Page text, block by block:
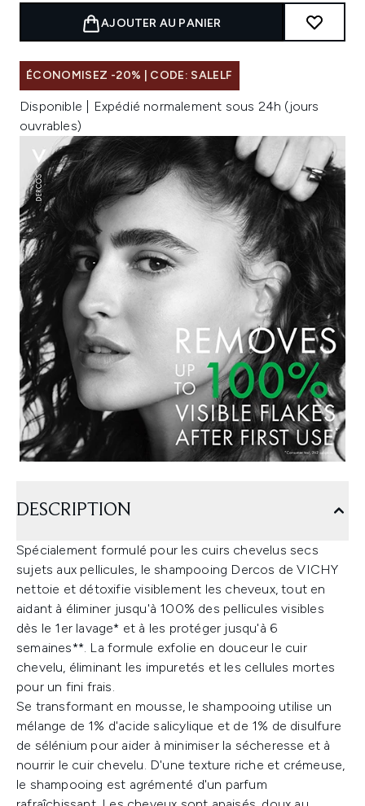
AJOUTER AU PANIER
ÉCONOMISEZ -20% | CODE: SALELF
Disponible | Expédié normalement sous 24h (jours
ouvrables)
DESCRIPTION
Spécialement formulé pour les cuirs chevelus secs
sujets aux pellicules, le shampooing Dercos de VICHY
nettoie et détoxifie visiblement les cheveux, tout en
aidant à éliminer jusqu'à 100% des pellicules visibles
dès le 1er lavage* et à les protéger jusqu'à 6
semaines**. La formule exfolie en douceur le cuir
chevelu, éliminant les impuretés et les cellules mortes
pour un fini frais.
Se transformant en mousse, le shampooing utilise un
mélange de 1% d'acide salicylique et de 1% de disulfure
de sélénium pour aider à minimiser la sécheresse et à
nourrir le cuir chevelu. D'une texture riche et crémeuse,
le shampooing est agrémenté d'un parfum